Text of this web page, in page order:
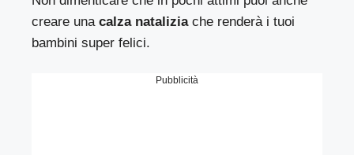
creare unacalza nataliziache renderà i tuoi
bambini super felici.
Pubblicità